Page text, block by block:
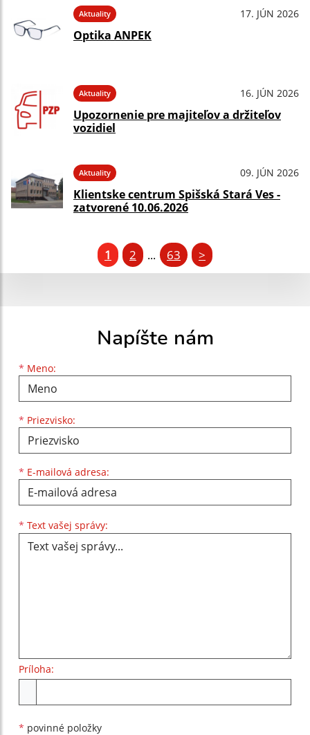
Aktuality 17. JÚN 2026
Optika ANPEK
Aktuality 16. JÚN 2026
Upozornenie pre majiteľov a držiteľov
vozidiel
Aktuality 09. JÚN 2026
Klientske centrum Spišská Stará Ves -
zatvorené 10.06.2026
1 2 ... 63 >
Napíšte nám
* Meno:
Meno
* Priezvisko:
Priezvisko
* E-mailová adresa:
E-mailová adresa
* Text vašej správy:
Príloha:
* povinné položky